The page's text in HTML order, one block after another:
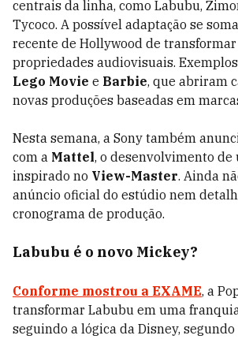
centrais da linha, como Labubu,
Tycoco. A possível adaptação se
recente de Hollywood de
propriedades audiovisuais.
Lego Movie e Barbie, que abriram
novas produções baseadas em
Nesta semana, a Sony também
com a Mattel, o desenvolvimento de
inspirado no View-Master. Ainda
anúncio oficial do estúdio nem
cronograma de produção.
Labubu é o novo Mickey?
Conforme mostrou a EXAME, a
transformar Labubu em uma
seguindo a lógica da Disney, segundo